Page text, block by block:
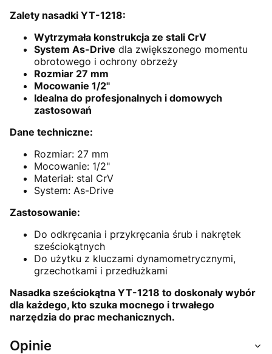
Zalety nasadki YT-1218:
Wytrzymała konstrukcja ze stali CrV
System As-Drive dla zwiększonego momentu
obrotowego i ochrony obrzeży
Rozmiar 27 mm
Mocowanie 1/2"
Idealna do profesjonalnych i domowych
zastosowań
Dane techniczne:
Rozmiar: 27 mm
Mocowanie: 1/2"
Materiał: stal CrV
System: As-Drive
Zastosowanie:
Do odkręcania i przykręcania śrub i nakrętek
sześciokątnych
Do użytku z kluczami dynamometrycznymi,
grzechotkami i przedłużkami
Nasadka sześciokątna YT-1218 to doskonały wybór
dla każdego, kto szuka mocnego i trwałego
narzędzia do prac mechanicznych.
Opinie